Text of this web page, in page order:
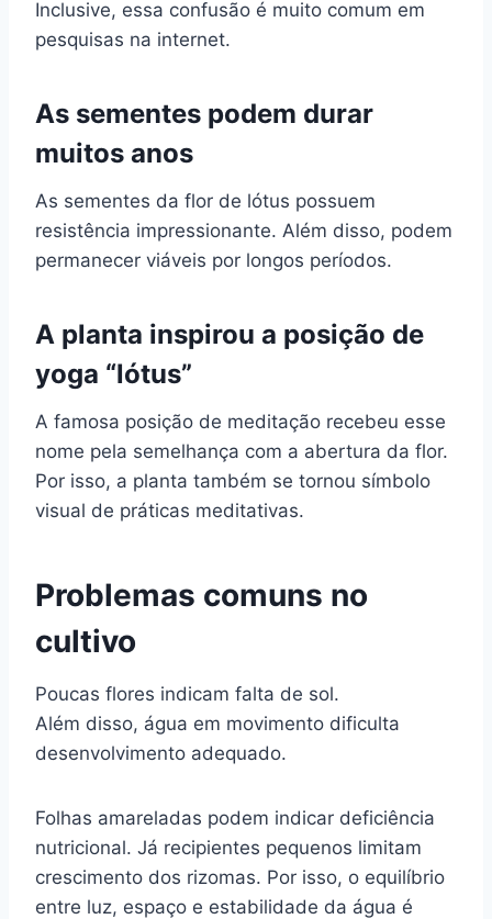
Inclusive, essa confusão é muito comum em
pesquisas na internet.
As sementes podem durar
muitos anos
As sementes da flor de lótus possuem
resistência impressionante. Além disso, podem
permanecer viáveis por longos períodos.
A planta inspirou a posição de
yoga “lótus”
A famosa posição de meditação recebeu esse
nome pela semelhança com a abertura da flor.
Por isso, a planta também se tornou símbolo
visual de práticas meditativas.
Problemas comuns no
cultivo
Poucas flores indicam falta de sol.
Além disso, água em movimento dificulta
desenvolvimento adequado.
Folhas amareladas podem indicar deficiência
nutricional. Já recipientes pequenos limitam
crescimento dos rizomas. Por isso, o equilíbrio
entre luz, espaço e estabilidade da água é